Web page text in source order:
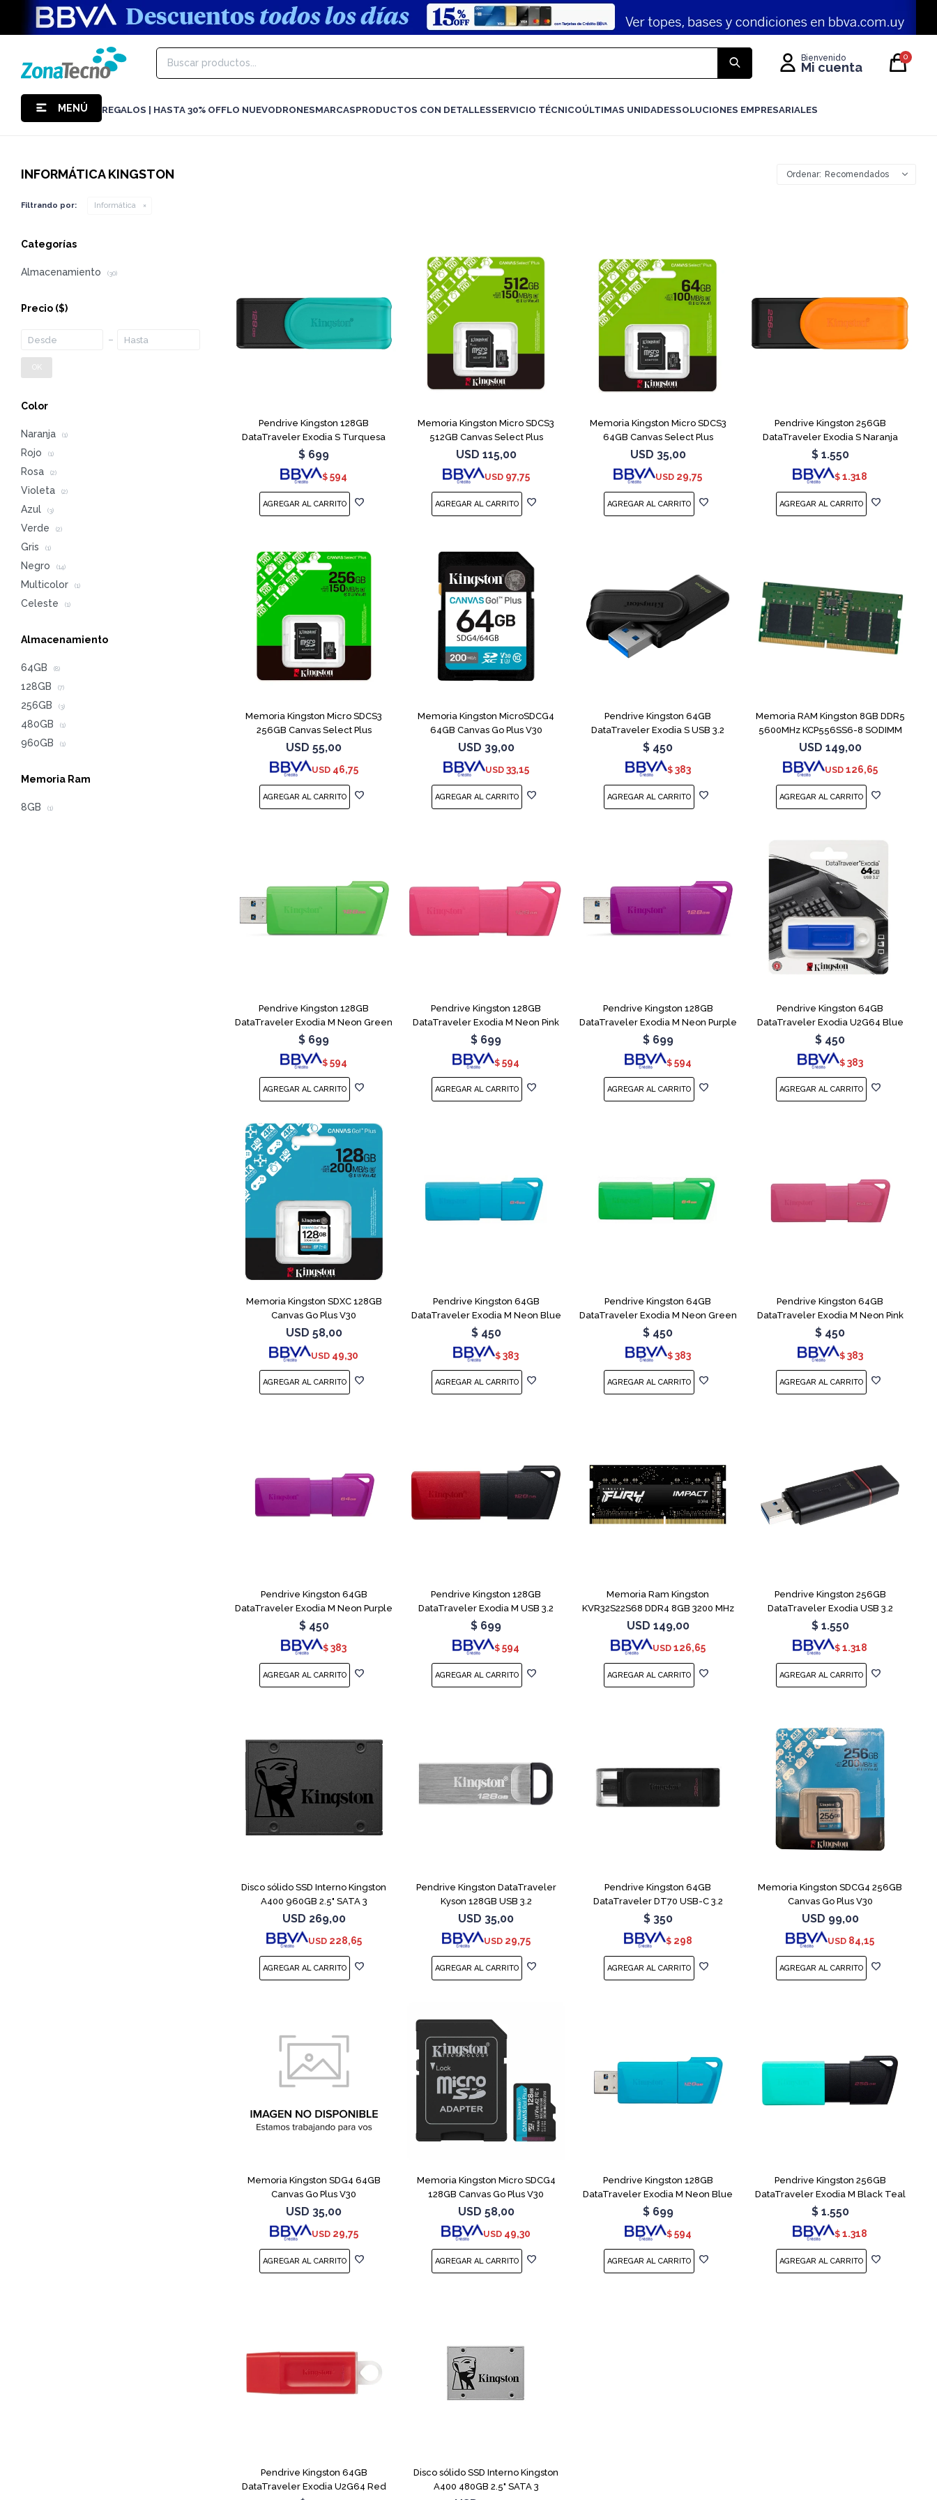
MENÚ REGALOS | HASTA 30% OFFLO NUEVODRONESMARCASPRODUCTOS CON DETALLESSERVICIO TÉCNICOÚLTIMAS UNIDADESSOLUCIONES EMPRESARIALES
0
INFORMÁTICA KINGSTON Recomendados
Filtrando por: Informática
Pendrive Kingston 128GB
DataTraveler Exodia S Turquesa
$ 699
$ 594
Memoria Kingston Micro SDCS3
512GB Canvas Select Plus
USD 115,00
USD 97,75
Memoria Kingston Micro SDCS3
64GB Canvas Select Plus
USD 35,00
USD 29,75
Pendrive Kingston 256GB
DataTraveler Exodia S Naranja
$ 1.550
$ 1.318
Memoria Kingston Micro SDCS3
256GB Canvas Select Plus
USD 55,00
USD 46,75
Memoria Kingston MicroSDCG4
64GB Canvas Go Plus V30
USD 39,00
USD 33,15
Pendrive Kingston 64GB
DataTraveler Exodia S USB 3.2
$ 450
$ 383
Memoria RAM Kingston 8GB DDR5
5600MHz KCP556SS6-8 SODIMM
USD 149,00
USD 126,65
Pendrive Kingston 128GB
DataTraveler Exodia M Neon Green
$ 699
$ 594
Pendrive Kingston 128GB
DataTraveler Exodia M Neon Pink
$ 699
$ 594
Pendrive Kingston 128GB
DataTraveler Exodia M Neon Purple
$ 699
$ 594
Pendrive Kingston 64GB
DataTraveler Exodia U2G64 Blue
$ 450
$ 383
Memoria Kingston SDXC 128GB
Canvas Go Plus V30
USD 58,00
USD 49,30
Pendrive Kingston 64GB
DataTraveler Exodia M Neon Blue
$ 450
$ 383
Pendrive Kingston 64GB
DataTraveler Exodia M Neon Green
$ 450
$ 383
Pendrive Kingston 64GB
DataTraveler Exodia M Neon Pink
$ 450
$ 383
Pendrive Kingston 64GB
DataTraveler Exodia M Neon Purple
$ 450
$ 383
Pendrive Kingston 128GB
DataTraveler Exodia M USB 3.2
$ 699
$ 594
Memoria Ram Kingston
KVR32S22S68 DDR4 8GB 3200 MHz
Sodimm
USD 149,00
USD 126,65
Pendrive Kingston 256GB
DataTraveler Exodia USB 3.2
$ 1.550
$ 1.318
Disco sólido SSD Interno Kingston
A400 960GB 2.5" SATA 3
USD 269,00
USD 228,65
Pendrive Kingston DataTraveler
Kyson 128GB USB 3.2
USD 35,00
USD 29,75
Pendrive Kingston 64GB
DataTraveler DT70 USB-C 3.2
$ 350
$ 298
Memoria Kingston SDCG4 256GB
Canvas Go Plus V30
USD 99,00
USD 84,15
Memoria Kingston SDG4 64GB
Canvas Go Plus V30
USD 35,00
USD 29,75
Memoria Kingston Micro SDCG4
128GB Canvas Go Plus V30
USD 58,00
USD 49,30
Pendrive Kingston 128GB
DataTraveler Exodia M Neon Blue
$ 699
$ 594
Pendrive Kingston 256GB
DataTraveler Exodia M Black Teal
$ 1.550
$ 1.318
Pendrive Kingston 64GB
DataTraveler Exodia U2G64 Red
Disco sólido SSD Interno Kingston
A400 480GB 2.5" SATA 3
Categorías
Almacenamiento (30)
Precio ($)
OK
Color
Naranja (1)
Rojo (1)
Rosa (2)
Violeta (2)
Azul (3)
Verde (2)
Gris (1)
Negro (14)
Multicolor (1)
Celeste (1)
Almacenamiento
64GB (8)
128GB (7)
256GB (3)
480GB (1)
960GB (1)
Memoria Ram
8GB (1)